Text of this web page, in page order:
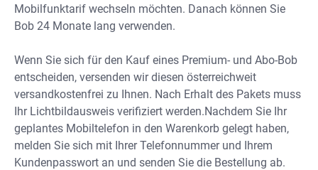
Mobilfunktarif wechseln möchten. Danach können Sie
Bob 24 Monate lang verwenden.
Wenn Sie sich für den Kauf eines Premium- und Abo-Bob
entscheiden, versenden wir diesen österreichweit
versandkostenfrei zu Ihnen. Nach Erhalt des Pakets muss
Ihr Lichtbildausweis verifiziert werden.Nachdem Sie Ihr
geplantes Mobiltelefon in den Warenkorb gelegt haben,
melden Sie sich mit Ihrer Telefonnummer und Ihrem
Kundenpasswort an und senden Sie die Bestellung ab.